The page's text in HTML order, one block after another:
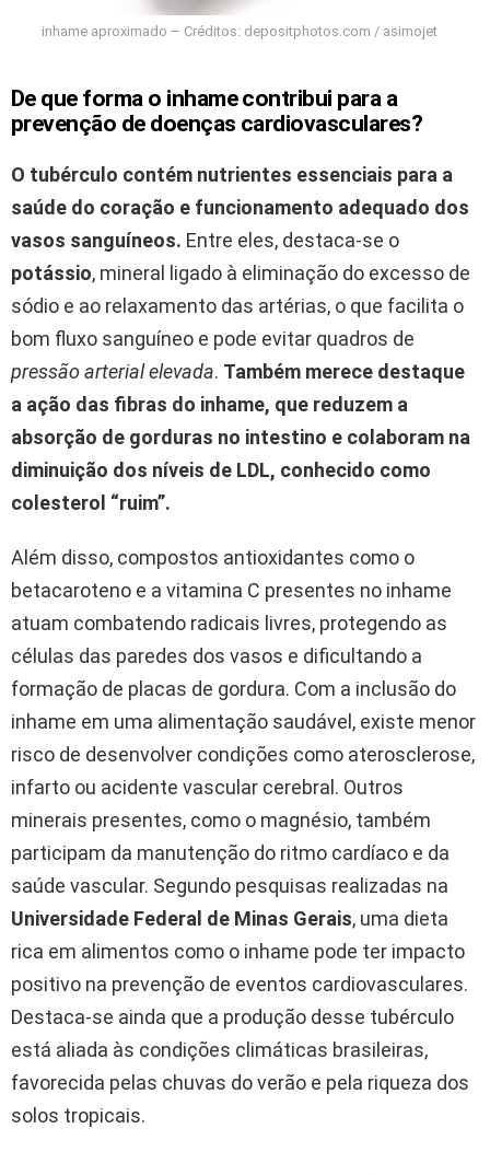
inhame aproximado – Créditos: depositphotos.com / asimojet
De que forma o inhame contribui para a
prevenção de doenças cardiovasculares?
O tubérculo contém nutrientes essenciais para a
saúde do coração e funcionamento adequado dos
vasos sanguíneos. Entre eles, destaca-se o
potássio, mineral ligado à eliminação do excesso de
sódio e ao relaxamento das artérias, o que facilita o
bom fluxo sanguíneo e pode evitar quadros de
pressão arterial elevada. Também merece destaque
a ação das fibras do inhame, que reduzem a
absorção de gorduras no intestino e colaboram na
diminuição dos níveis de LDL, conhecido como
colesterol “ruim”.
Além disso, compostos antioxidantes como o
betacaroteno e a vitamina C presentes no inhame
atuam combatendo radicais livres, protegendo as
células das paredes dos vasos e dificultando a
formação de placas de gordura. Com a inclusão do
inhame em uma alimentação saudável, existe menor
risco de desenvolver condições como aterosclerose,
infarto ou acidente vascular cerebral. Outros
minerais presentes, como o magnésio, também
participam da manutenção do ritmo cardíaco e da
saúde vascular. Segundo pesquisas realizadas na
Universidade Federal de Minas Gerais, uma dieta
rica em alimentos como o inhame pode ter impacto
positivo na prevenção de eventos cardiovasculares.
Destaca-se ainda que a produção desse tubérculo
está aliada às condições climáticas brasileiras,
favorecida pelas chuvas do verão e pela riqueza dos
solos tropicais.